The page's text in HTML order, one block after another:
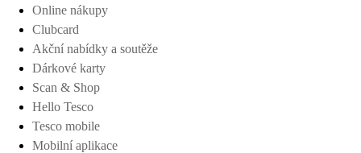
Online nákupy
Clubcard
Akční nabídky a soutěže
Dárkové karty
Scan & Shop
Hello Tesco
Tesco mobile
Mobilní aplikace